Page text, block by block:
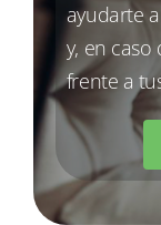
ayudarte
y, en caso
frente a